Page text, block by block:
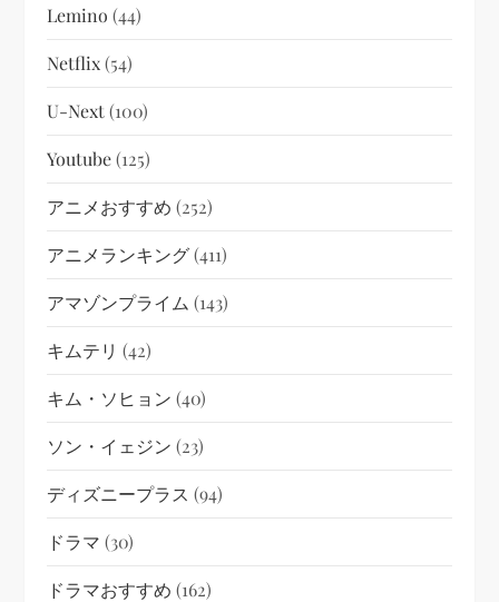
Lemino (44)
Netflix(54)
U-Next(100)
Youtube(125)
アニメおすすめ (252)
アニメランキング(411)
アマゾンプライム (143)
キムテリ (42)
キム・ソヒョン (40)
ソン・イェジン (23)
ディズニープラス (94)
ドラマ (30)
ドラマおすすめ (162)